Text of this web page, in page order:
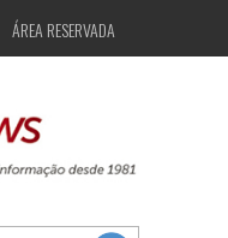
ÁREA RESERVADA